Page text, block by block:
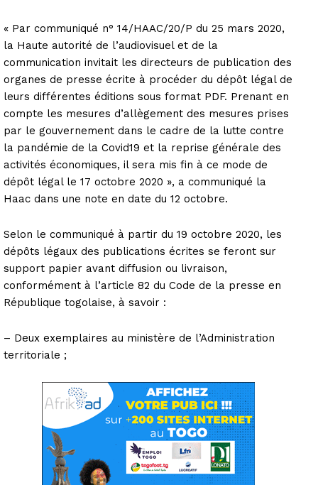
« Par communiqué n° 14/HAAC/20/P du 25 mars 2020,
la Haute autorité de l’audiovisuel et de la
communication invitait les directeurs de publication des
organes de presse écrite à procéder du dépôt légal de
leurs différentes éditions sous format PDF. Prenant en
compte les mesures d’allègement des mesures prises
par le gouvernement dans le cadre de la lutte contre
la pandémie de la Covid19 et la reprise générale des
activités économiques, il sera mis fin à ce mode de
dépôt légal le 17 octobre 2020 », a communiqué la
Haac dans une note en date du 12 octobre.
Selon le communiqué à partir du 19 octobre 2020, les
dépôts légaux des publications écrites se feront sur
support papier avant diffusion ou livraison,
conformément à l’article 82 du Code de la presse en
République togolaise, à savoir :
– Deux exemplaires au ministère de l’Administration
territoriale ;